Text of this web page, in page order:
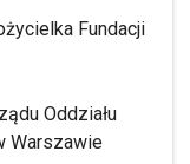
Fundacji
Oddziału
Warszawie